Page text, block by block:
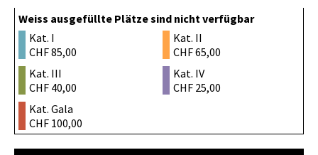
Weiss ausgefüllte Plätze sind nicht verfügbar
Kat. I
CHF 85,00
Kat. II
CHF 65,00
Kat. III
CHF 40,00
Kat. IV
CHF 25,00
Kat. Gala
CHF 100,00